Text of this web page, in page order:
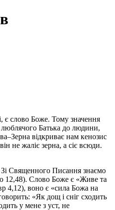
є слово Боже. Тому значення
люблячого Батька до людини,
відкриває нам кенозис
не жаліє зерна, а сіє всюди.
Священного Писання знаємо
12,48). Слово Боже є «Живе та
4,12), воно є «сила Божа на
«Як дощ і сніг сходить
у мене з уст, не